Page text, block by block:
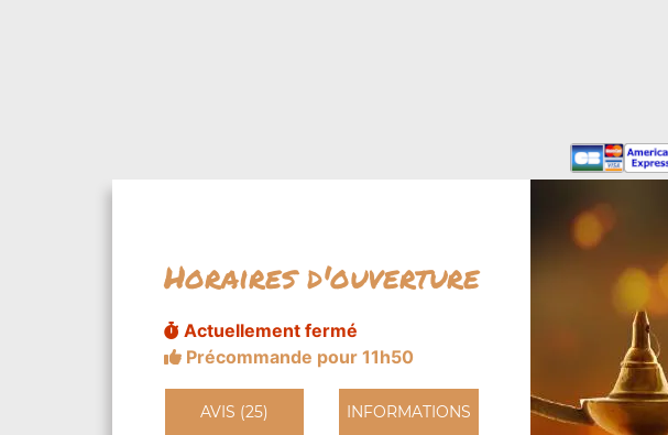
Horaires d'ouverture
Actuellement fermé
Précommande pour 11h50
AVIS (25) INFORMATIONS